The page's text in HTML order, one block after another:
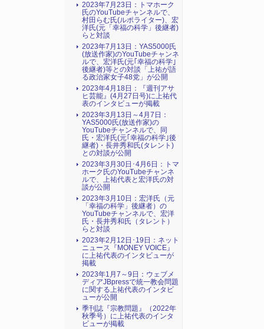
2023年7月23日：トマホーク
氏のYouTubeチャンネルで、
村田らむ氏(ルポライター)、宏
洋氏(元「幸福の科学」後継者)
らと対談
2023年7月13日：YAS5000氏
(放送作家)のYouTubeチャンネ
ルで、宏洋氏(元｢幸福の科学｣
後継者)等との対談「上祐が語
る政治家女子48党」が公開
2023年4月18日：『週刊アサ
ヒ芸能』(4月27日号)に上祐代
表のインタビューが掲載
2023年3月13日～4月7日：
YAS5000氏(放送作家)の
YouTubeチャンネルで、同
氏・宏洋氏(元｢幸福の科学｣後
継者)・長井秀和氏(タレント)
との対談が公開
2023年3月30日･4月6日：トマ
ホーク氏のYouTubeチャンネ
ルで、上祐代表と宏洋氏の対
談が公開
2023年3月10日：宏洋氏（元
「幸福の科学」後継者）の
YouTubeチャンネルで、宏洋
氏・長井秀和氏（タレント）
らと対談
2023年2月12日･19日：ネット
ニュース『MONEY VOICE』
に上祐代表のインタビューが
掲載
2023年1月7～9日：ウェブメ
ディアJBpressで統一教会問題
に関する上祐代表のインタビ
ューが公開
季刊誌『宗教問題』（2022年
秋季号）に上祐代表のインタ
ビューが掲載